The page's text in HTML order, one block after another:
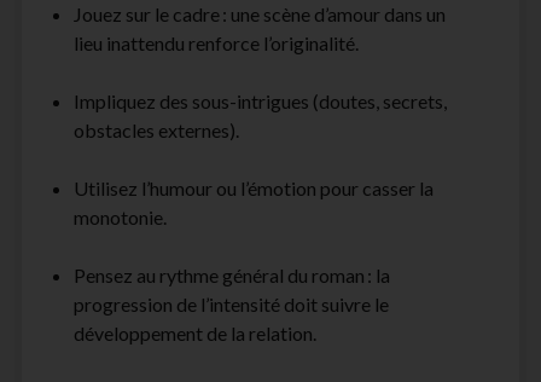
Jouez sur le cadre : une scène d’amour dans un
lieu inattendu renforce l’originalité.
Impliquez des sous-intrigues (doutes, secrets,
obstacles externes).
Utilisez l’humour ou l’émotion pour casser la
monotonie.
Pensez au rythme général du roman : la
progression de l’intensité doit suivre le
développement de la relation.